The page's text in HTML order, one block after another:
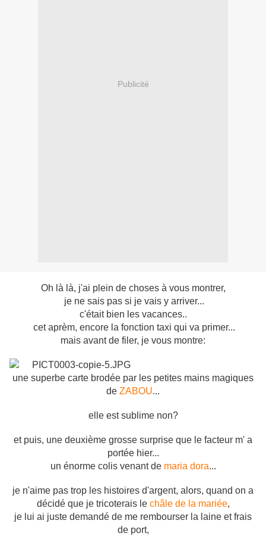
Publicité
Oh là là, j'ai plein de choses à vous montrer,
je ne sais pas si je vais y arriver...
c'était bien les vacances..
cet aprèm, encore la fonction taxi qui va primer...
mais avant de filer, je vous montre:
une superbe carte brodée par les petites mains magiques
de ZABOU...
elle est sublime non?
et puis, une deuxième grosse surprise que le facteur m' a
portée hier...
un énorme colis venant de maria dora...
je n'aime pas trop les histoires d'argent, alors, quand on a
décidé que je tricoterais le châle de la mariée,
je lui ai juste demandé de me rembourser la laine et frais
de port,